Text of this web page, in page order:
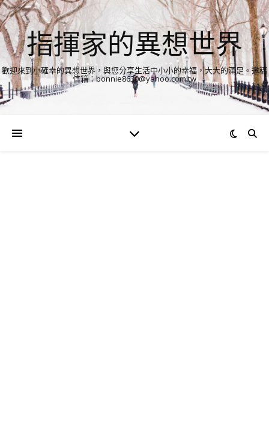
指揮家的異想世界
歡迎來到小確幸的異想世界，與您分享生活中小小的幸福，大大的滿足。邀稿
信箱：bonnie8630@yahoo.com.tw